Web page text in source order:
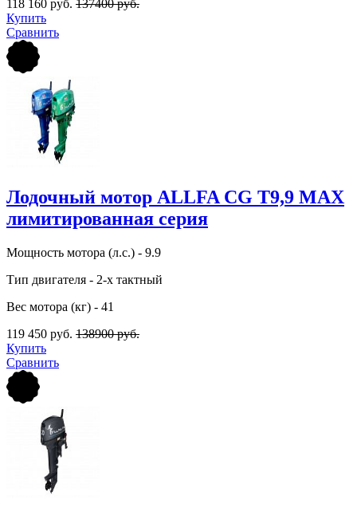
118 160 руб. 137400 руб.
Купить
Сравнить
Лодочный мотор ALLFA CG Т9,9 MAX
лимитированная серия
Мощность мотора (л.с.) - 9.9
Тип двигателя - 2-х тактный
Вес мотора (кг) - 41
119 450 руб. 138900 руб.
Купить
Сравнить